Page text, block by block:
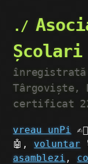
Școlari
înregistrată
Târgoviște,
certificat
vreau unPi
🤖,voluntar
asamblezi ,